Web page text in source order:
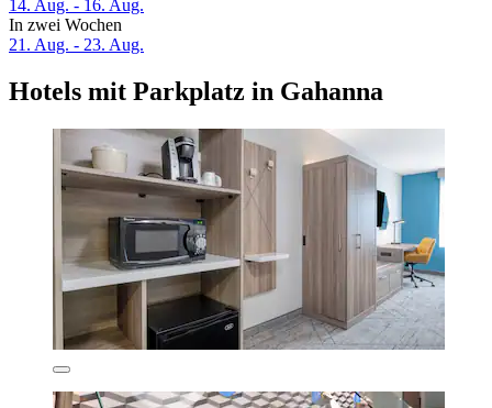
14. Aug. - 16. Aug.
In zwei Wochen
21. Aug. - 23. Aug.
Hotels mit Parkplatz in Gahanna